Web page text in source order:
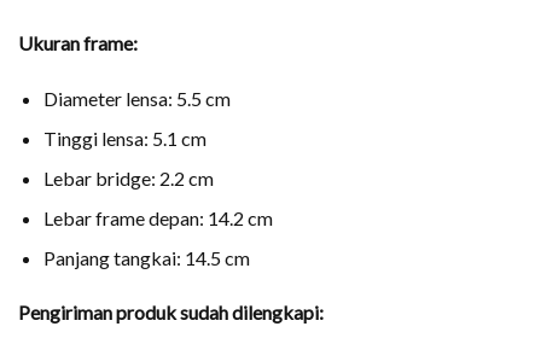
Ukuran frame:
Diameter lensa: 5.5 cm
Tinggi lensa: 5.1 cm
Lebar bridge: 2.2 cm
Lebar frame depan: 14.2 cm
Panjang tangkai: 14.5 cm
Pengiriman produk sudah dilengkapi: